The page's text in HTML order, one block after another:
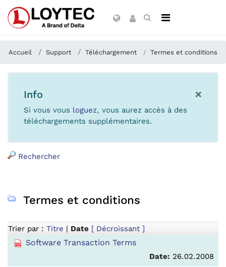
Accueil Support Téléchargement Termes et conditions
×
Info
Si vous vous loguez, vous aurez accès à des
téléchargements supplémentaires.
Rechercher
Termes et conditions
Trier par : Titre | Date [ Décroissant ]
Software Transaction Terms
Date: 26.02.2008